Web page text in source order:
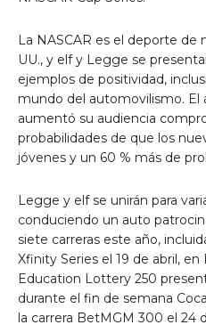
La NASCAR es el deporte de
UU., y elf y Legge se
ejemplos de positividad,
mundo del automovilismo. El
aumentó su audiencia
probabilidades de que los
jóvenes y un 60 % más de
Legge y elf se unirán para
conduciendo un auto
siete carreras este año,
Xfinity Series el 19 de abril,
Education Lottery 250
durante el fin de semana
la carrera BetMGM 300 el 24